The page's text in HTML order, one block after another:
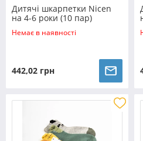
Дитячі шкарпетки Nicen
на 4-6 роки (10 пар)
№Y076-5
Немає в наявності
442,02 грн